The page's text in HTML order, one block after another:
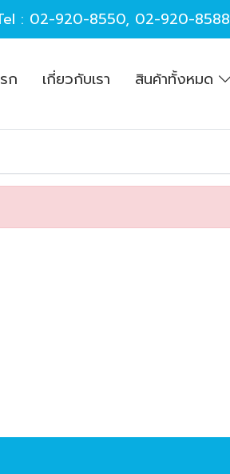
: 02-920-8550, 02-920-8588
ก เกี่ยวกับเรา สินค้าทั้งหมด